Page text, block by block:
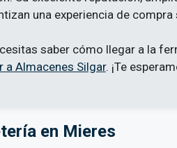
una experiencia de
saber cómo llegar a la
a Almacenes Silgar. ¡Te
en Mieres